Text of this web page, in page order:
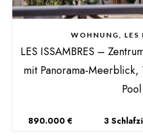
WOHNUNG, LES
LES ISSAMBRES –
mit Panorama-Meerblick,
Pool
890.000 € 3